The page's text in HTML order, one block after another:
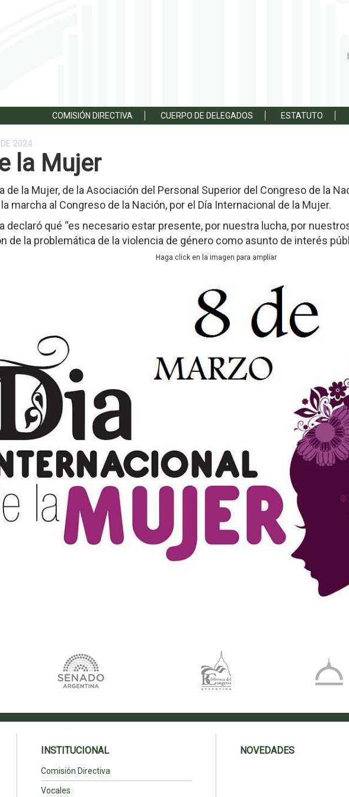
COMISIÓN DIRECTIVA CUERPO DE DELEGADOS ESTATUTO
2024
la Mujer
de la Mujer, de la Asociación del Personal Superior del Congreso de la
marcha al Congreso de la Nación, por el Día Internacional de la Mujer.
declaró qué “es necesario estar presente, por nuestra lucha, por
de la problemática de la violencia de género como asunto de interés
Haga click en la imagen para ampliar
INSTITUCIONAL
Comisión Directiva
Vocales
NOVEDADES